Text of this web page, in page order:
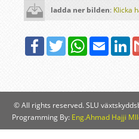
ladda ner bilden: Klicka
FacebookTwitter WhatsAppEmail
© All rights reserved. SLU
Programming By: Eng.Ahmad Hajji